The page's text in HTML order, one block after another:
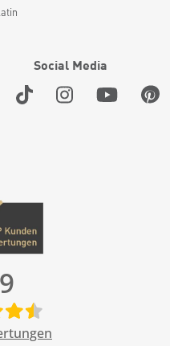
Social Media